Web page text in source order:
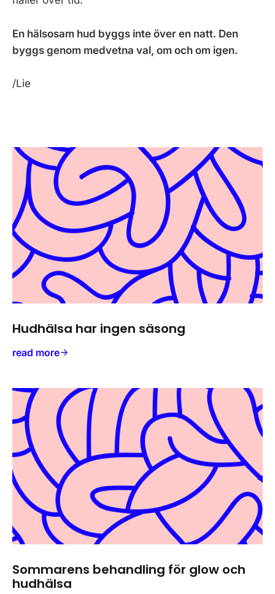
En hälsosam hud byggs inte över en natt. Den
byggs genom medvetna val, om och om igen.
/Lie
Hudhälsa har ingen säsong
read more
Sommarens behandling för glow och
hudhälsa